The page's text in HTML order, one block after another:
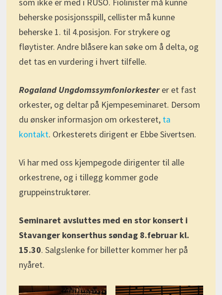
beherske posisjonsspill, cellister må kunne
beherske 1. til 4.posisjon. For strykere og
fløytister. Andre blåsere kan søke om å delta, og
det tas en vurdering i hvert tilfelle.
Rogaland Ungdomssymfoniorkester er et fast
orkester, og deltar på Kjempeseminaret. Dersom
du ønsker informasjon om orkesteret, ta
kontakt. Orkesterets dirigent er Ebbe Sivertsen.
Vi har med oss kjempegode dirigenter til alle
orkestrene, og i tillegg kommer gode
gruppeinstruktører.
Seminaret avsluttes med en stor konsert i
Stavanger konserthus søndag 8.februar kl.
15.30. Salgslenke for billetter kommer her på
nyåret.